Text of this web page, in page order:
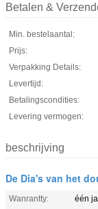
Betalen &
Min. bestelaantal:
Prijs:
Verpakking Details:
Levertijd:
Betalingscondities:
Levering vermogen:
beschrijving
De Dia's van het
Wanrantty:
één